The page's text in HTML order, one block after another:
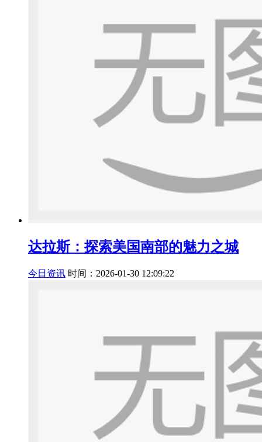
达拉斯：探索美国南部的魅力之城
今日资讯 时间：2026-01-30 12:09:22